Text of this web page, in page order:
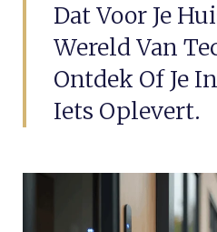
Dat Voor Je
Wereld Van
Ontdek Of Je
Iets Oplevert.